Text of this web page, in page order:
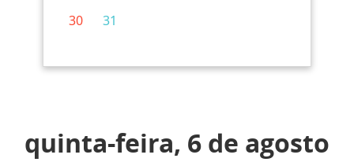
30 31
quinta-feira, 6 de agosto